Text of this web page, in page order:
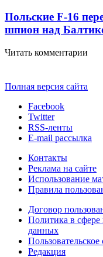
Польские F-16
шпион над
Читать комментарии
Полная версия сайта
Facebook
Twitter
RSS-ленты
E-mail рассылка
Контакты
Реклама на сайте
Использование
Правила
Договор
Политика в
данных
Редакция